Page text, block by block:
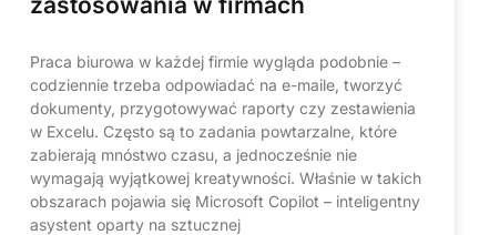
Praca biurowa w każdej firmie wygląda podobnie –
codziennie trzeba odpowiadać na e-maile, tworzyć
dokumenty, przygotowywać raporty czy zestawienia
w Excelu. Często są to zadania powtarzalne, które
zabierają mnóstwo czasu, a jednocześnie nie
wymagają wyjątkowej kreatywności. Właśnie w takich
obszarach pojawia się Microsoft Copilot – inteligentny
asystent oparty na sztucznej